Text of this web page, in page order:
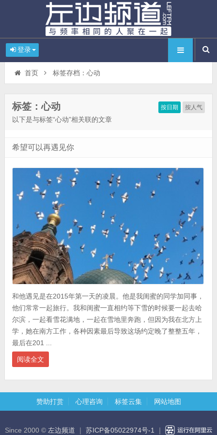
登录
首页 标签存档：心动
按日期 按人气
标签：心动
以下是与标签“心动”相关联的文章
希望可以再遇见你
和他遇见是在2015年第一天的凌晨。他是我闺蜜的同学加同事，
他们常常一起旅行。我和闺蜜一直相约等下雪的时候要一起去哈
尔滨，一起看雪花满地，一起在雪地里奔跑，但因为我在北方上
学，她在南方工作，各种因素最后导致这场约定晚了整整五年，
最后在201 ...
阅读全文
赞助打赏 心理咨询 标签云集 网站地图
Since 2000 © 左边频道 ｜ 苏ICP备05022974号-1 ｜